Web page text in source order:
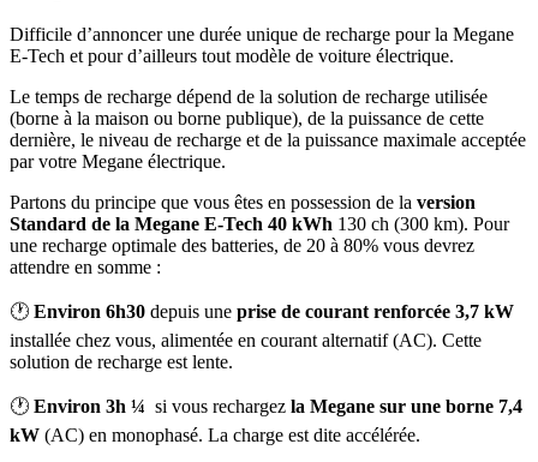
Difficile d’annoncer une durée unique de recharge pour la Megane
E-Tech et pour d’ailleurs tout modèle de voiture électrique.
Le temps de recharge dépend de la solution de recharge utilisée
(borne à la maison ou borne publique), de la puissance de cette
dernière, le niveau de recharge et de la puissance maximale acceptée
par votre Megane électrique.
Partons du principe que vous êtes en possession de la version
Standard de la Megane E-Tech 40 kWh 130 ch (300 km). Pour
une recharge optimale des batteries, de 20 à 80% vous devrez
attendre en somme :
🕐 Environ 6h30 depuis une prise de courant renforcée 3,7 kW
installée chez vous, alimentée en courant alternatif (AC). Cette
solution de recharge est lente.
🕐 Environ 3h ¼ si vous rechargez la Megane sur une borne 7,4
kW (AC) en monophasé. La charge est dite accélérée.